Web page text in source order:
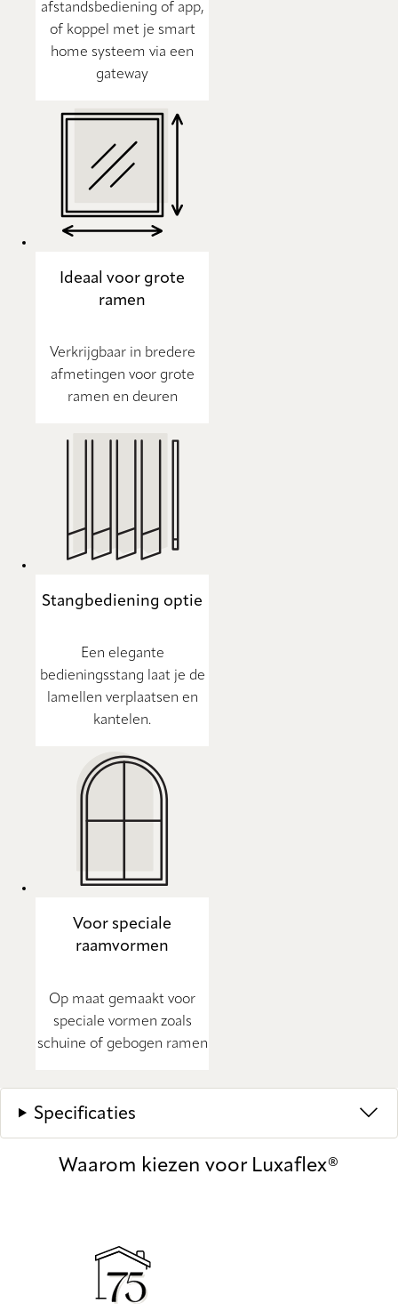
afstandsbediening of app,
of koppel met je smart
home systeem via een
gateway
Ideaal voor grote
ramen
Verkrijgbaar in bredere
afmetingen voor grote
ramen en deuren
Stangbediening optie
Een elegante
bedieningsstang laat je de
lamellen verplaatsen en
kantelen.
Voor speciale
raamvormen
Op maat gemaakt voor
speciale vormen zoals
schuine of gebogen ramen
Specificaties
Waarom kiezen voor Luxaflex®